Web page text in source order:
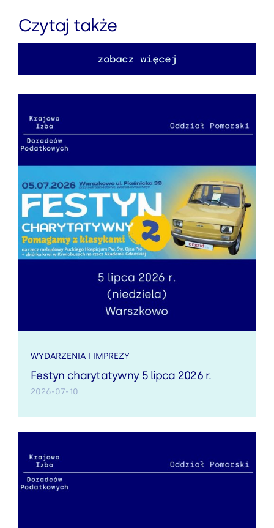
Czytaj także
zobacz więcej
WYDARZENIA I IMPREZY
Festyn charytatywny 5 lipca 2026 r.
2026-07-10